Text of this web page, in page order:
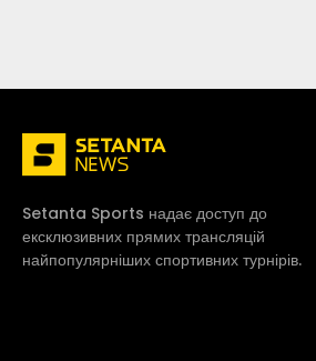
Setanta Sports надає доступ до
ексклюзивних прямих трансляцій
найпопулярніших спортивних турнірів.